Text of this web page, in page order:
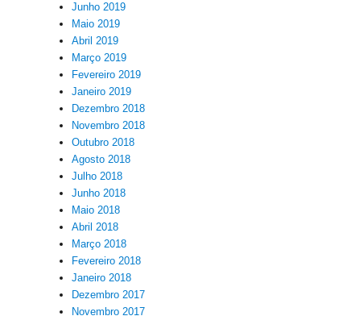
Junho 2019
Maio 2019
Abril 2019
Março 2019
Fevereiro 2019
Janeiro 2019
Dezembro 2018
Novembro 2018
Outubro 2018
Agosto 2018
Julho 2018
Junho 2018
Maio 2018
Abril 2018
Março 2018
Fevereiro 2018
Janeiro 2018
Dezembro 2017
Novembro 2017